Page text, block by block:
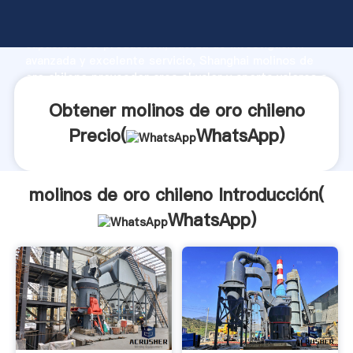
capacidad de producción, fuerza de investigación
oro chileno proveedor crea el valor y aporta valores a
Obtener molinos de oro chileno
Precio(
WhatsApp)
molinos de oro chileno Introducción(
WhatsApp)